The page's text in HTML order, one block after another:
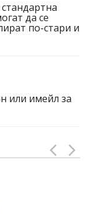
да се
по-стари и
или имейл за